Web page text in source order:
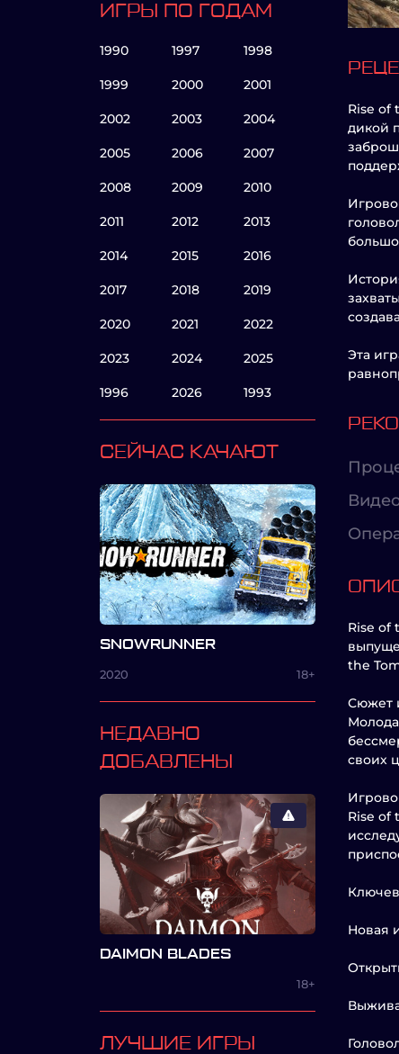
ИГРЫ ПО ГОДАМ
1990 1997 1998
1999 2000 2001
2002 2003 2004
2005 2006 2007
2008 2009 2010
2011 2012 2013
2014 2015 2016
2017 2018 2019
2020 2021 2022
2023 2024 2025
1996 2026 1993
СЕЙЧАС КАЧАЮТ
SNOWRUNNER
2020 18+
НЕДАВНО
ДОБАВЛЕНЫ
DAIMON BLADES
18+
ЛУЧШИЕ ИГРЫ
Rise of
дикой
Эта
Rise of
the
Сюжет
своих
Rise of
Новая